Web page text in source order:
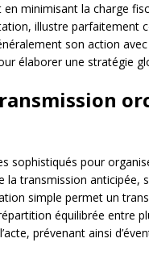
minimisant la charge
illustre parfaitement
son action avec
élaborer une stratégie
sophistiqués pour
la transmission anticipée,
simple permet un
équilibrée entre
prévenant ainsi